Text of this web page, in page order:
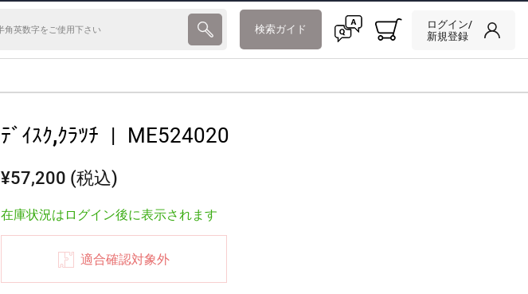
検索ガイド
ログイン/
新規登録
ﾃﾞｲｽｸ,ｸﾗﾂﾁ | ME524020
¥57,200 (税込)
在庫状況はログイン後に表示されます
適合確認対象外